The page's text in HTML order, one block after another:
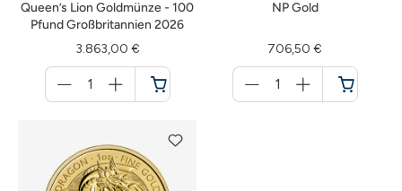
Queen’s Lion Goldmünze - 100
Pfund Großbritannien 2026
3.863,00 €
für
Warenkorb
NP Gold
706,50 €
für
Warenkorb